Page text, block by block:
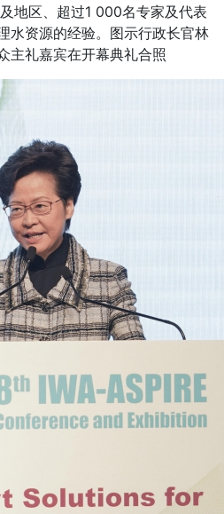
地区、超过1 000名专家及代表
水资源的经验。图示行政长官林
主礼嘉宾在开幕典礼合照